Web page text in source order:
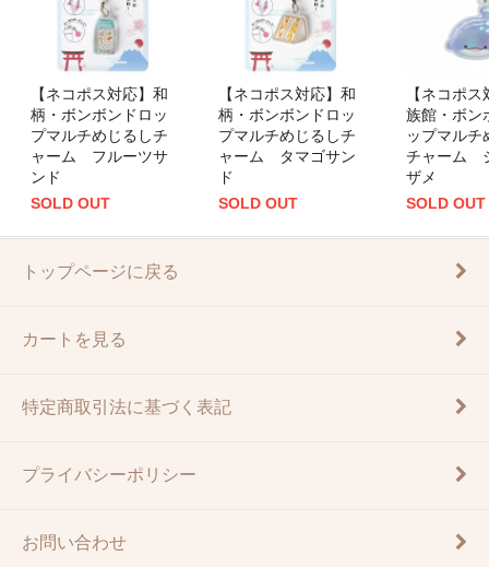
【ネコポス対応】和
柄・ボンボンドロッ
プマルチめじるしチ
ャーム フルーツサ
ンド
SOLD OUT
【ネコポス対応】和
柄・ボンボンドロッ
プマルチめじるしチ
ャーム タマゴサン
ド
SOLD OUT
【ネコポ
族館・ボン
ップマルチ
チャーム
ザメ
SOLD OUT
トップページに戻る
カートを見る
特定商取引法に基づく表記
プライバシーポリシー
お問い合わせ